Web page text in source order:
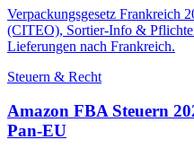
Verpackungsgesetz Frankreich
(CITEO), Sortier-Info &
Lieferungen nach Frankreich.
Steuern & Recht
Amazon FBA Steuern
Pan-EU